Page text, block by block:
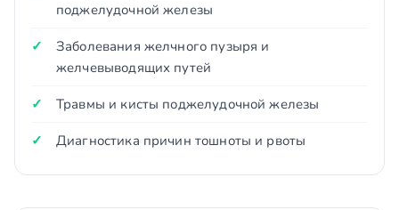
поджелудочной железы
Заболевания желчного пузыря и
желчевыводящих путей
Травмы и кисты поджелудочной железы
Диагностика причин тошноты и рвоты